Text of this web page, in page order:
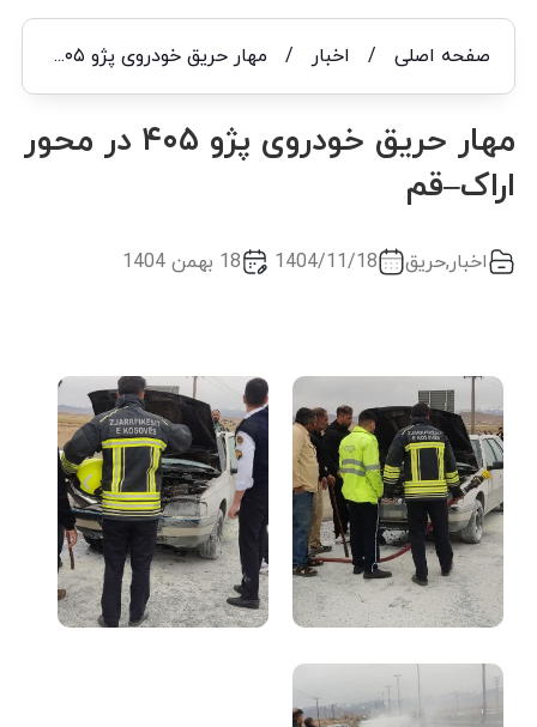
صفحه اصلی/ اخبار / مهار حریق خودروی پژو ۴۰۵ در محور اراک–قم
مهار حریق خودروی پژو ۴۰۵ در محور
اراک–قم
اخبار,حریق 1404/11/18 18 بهمن 1404